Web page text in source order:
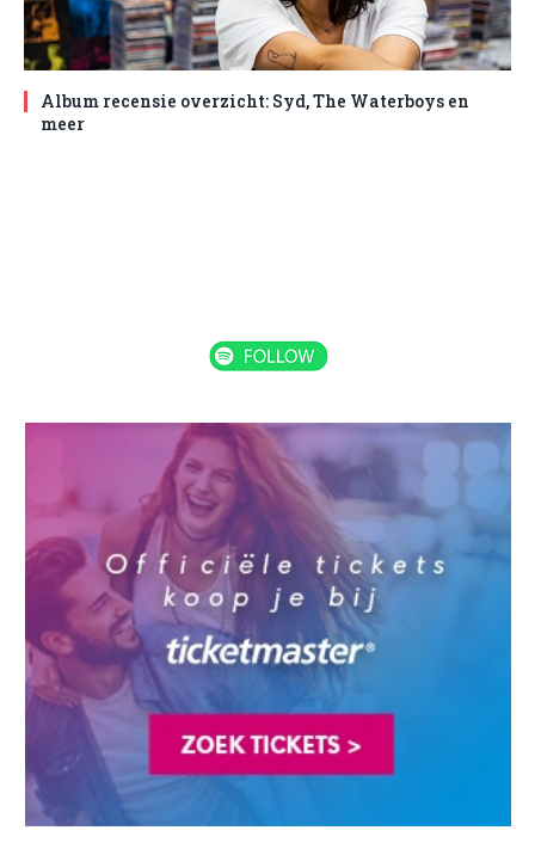
Album recensie overzicht: Syd, The Waterboys en
meer